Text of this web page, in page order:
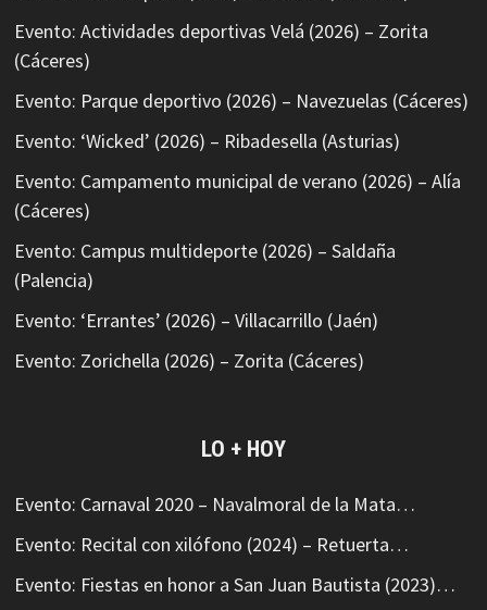
Evento: Actividades deportivas Velá (2026) – Zorita
(Cáceres)
Evento: Parque deportivo (2026) – Navezuelas (Cáceres)
Evento: ‘Wicked’ (2026) – Ribadesella (Asturias)
Evento: Campamento municipal de verano (2026) – Alía
(Cáceres)
Evento: Campus multideporte (2026) – Saldaña
(Palencia)
Evento: ‘Errantes’ (2026) – Villacarrillo (Jaén)
Evento: Zorichella (2026) – Zorita (Cáceres)
LO + HOY
Evento: Carnaval 2020 – Navalmoral de la Mata…
Evento: Recital con xilófono (2024) – Retuerta…
Evento: Fiestas en honor a San Juan Bautista (2023)…